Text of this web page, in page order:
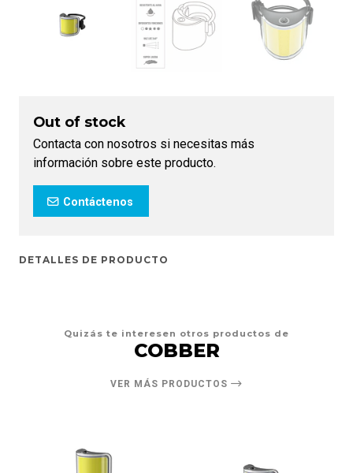
Out of stock
Contacta con nosotros si necesitas más
información sobre este producto.
Contáctenos
DETALLES DE PRODUCTO
Quizás te interesen otros productos de
COBBER
VER MÁS PRODUCTOS